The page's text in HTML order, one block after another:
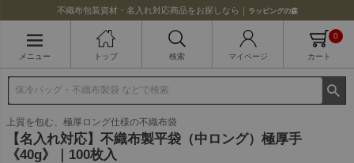
不織布包装資材・名入れ対応商品をお探しなら｜ ラッピングの森
メニュー トップ 検索 マイページ カート
0
上質を包む、極厚ロング仕様の不織布袋
【名入れ対応】不織布製平袋（中ロング）極厚手
《40g》｜100枚入